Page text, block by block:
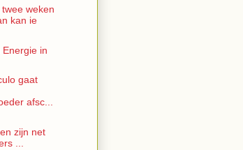
weken
kan ie
Energie in
gaat
afsc...
zijn net
...